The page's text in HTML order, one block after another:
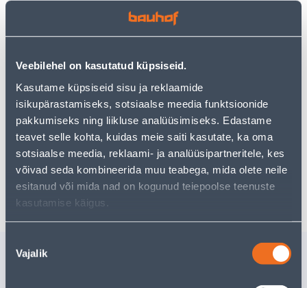
Veebilehel on kasutatud küpsiseid.
Kasutame küpsiseid sisu ja reklaamide
isikupärastamiseks, sotsiaalse meedia funktsioonide
pakkumiseks ning liikluse analüüsimiseks. Edastame
teavet selle kohta, kuidas meie saiti kasutate, ka oma
sotsiaalse meedia, reklaami- ja analüüsipartneritele, kes
võivad seda kombineerida muu teabega, mida olete neile
esitanud või mida nad on kogunud teiepoolse teenuste
kasutamise käigus.
valik
Vajalik
uurimistööd saate jätkata, naastes
kasutades meie võimsat otsingufunktsiooni, et leida
• Keraamiline ümbrispott.
• Mõõtmed on 13 x 13 x 12 cm.
• Matt punast värvi.
• 14-päevane tagastusõigus.
Tarne pole võimalik
Sarnased tooted